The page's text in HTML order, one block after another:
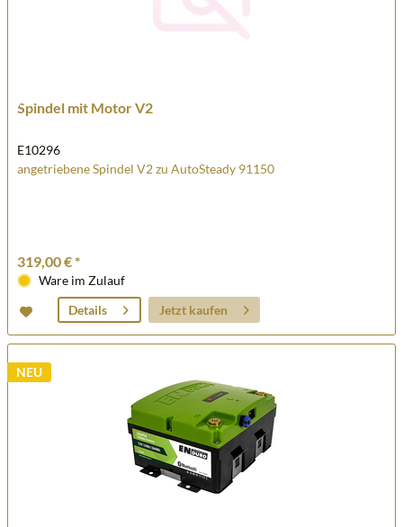
Spindel mit Motor V2
E10296
angetriebene Spindel V2 zu AutoSteady 91150
319,00 € *
Ware im Zulauf
Details
Jetzt kaufen
NEU